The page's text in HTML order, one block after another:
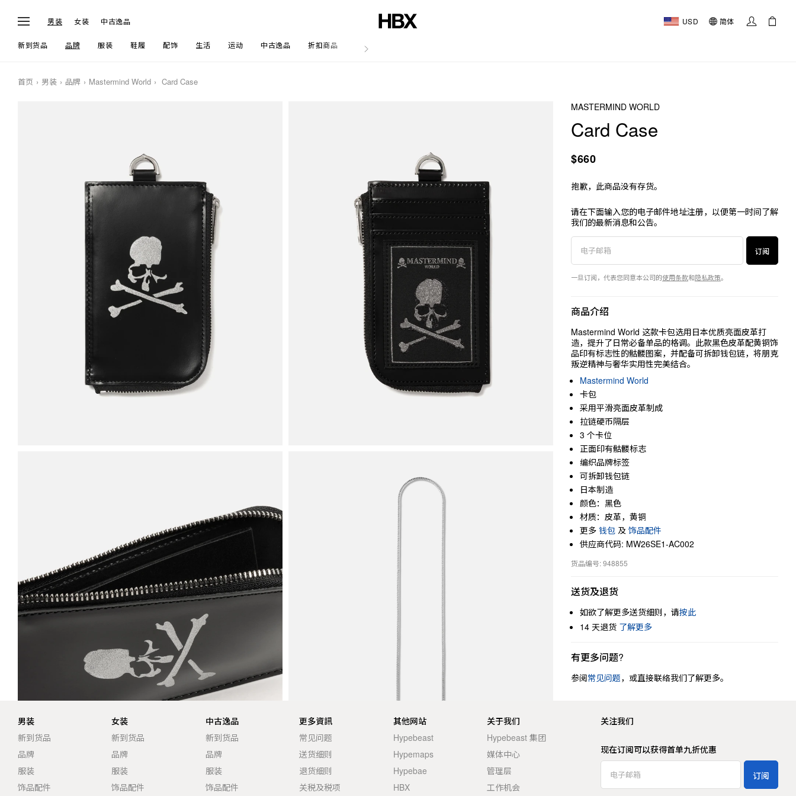
男装 女装 中古逸品 USD 简体
新到货品 品牌 服装 鞋履 配饰 生活 运动 中古逸品 折扣商品 文章
首页 男装 品牌 Mastermind World Card Case
MASTERMIND WORLD
Card Case
$660
抱歉，此商品没有存货。
请在下面输入您的电子邮件地址注册，以便第一时间了解
我们的最新消息和公告。
订阅
一旦订阅，代表您同意本公司的使用条款和隐私政策。
商品介绍
Mastermind World 这款卡包选用日本优质亮面皮革打
造，提升了日常必备单品的格调。此款黑色皮革配黄铜饰
品印有标志性的骷髅图案，并配备可拆卸钱包链，将朋克
叛逆精神与奢华实用性完美结合。
Mastermind World
卡包
采用平滑亮面皮革制成
拉链硬币隔层
3 个卡位
正面印有骷髅标志
编织品牌标签
可拆卸钱包链
日本制造
颜色：黑色
材质：皮革，黄铜
更多 钱包 及 饰品配件
供应商代码: MW26SE1-AC002
货品编号: 948855
送货及退货
如欲了解更多送货细则，请按此
14 天退货 了解更多
有更多问题?
参阅常见问题，或直接联络我们了解更多。
男装
新到货品
品牌
服装
饰品配件
女装
新到货品
品牌
服装
饰品配件
中古逸品
新到货品
品牌
服装
饰品配件
更多資訊
常见问题
送货细则
退货细则
关税及税项
其他网站
Hypebeast
Hypemaps
Hypebae
HBX
关于我们
Hypebeast 集团
媒体中心
管理层
工作机会
关注我们
现在订阅可以获得首单九折优惠
订阅